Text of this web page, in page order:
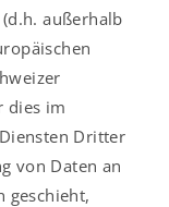
außerhalb
dies im
Dritter
von Daten an
geschieht,